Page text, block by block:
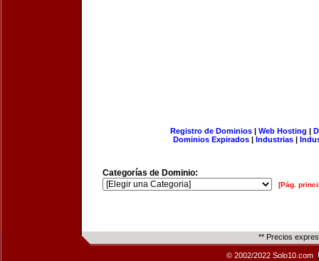
Registro de Dominios| Web Hosting |
Dominios Expirados | Industrias |
Categorías de Dominio:
[Pág.
** Precios
© 2002/2022 Solo10.com